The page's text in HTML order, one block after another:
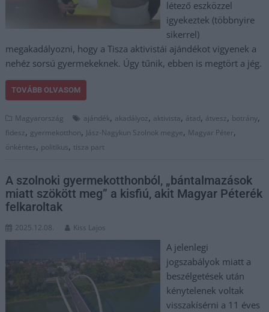
létező eszközzel
igyekeztek (többnyire
sikerrel)
megakadályozni, hogy a Tisza aktivistái ajándékot vigyenek a
nehéz sorsú gyermekeknek. Úgy tűnik, ebben is megtört a jég.
TOVÁBB OLVASOM
Magyarország ajándék, akadályoz, aktivista, átad, átvesz, botrány,
fidesz, gyermekotthon, Jász-Nagykun Szolnok megye, Magyar Péter,
önkéntes, politikus, tisza part
A szolnoki gyermekotthonból, „bántalmazások
miatt szökött meg” a kisfiú, akit Magyar Péterék
felkaroltak
2025.12.08. Kiss Lajos
A jelenlegi
jogszabályok miatt a
beszélgetések után
kénytelenek voltak
visszakísérni a 11 éves